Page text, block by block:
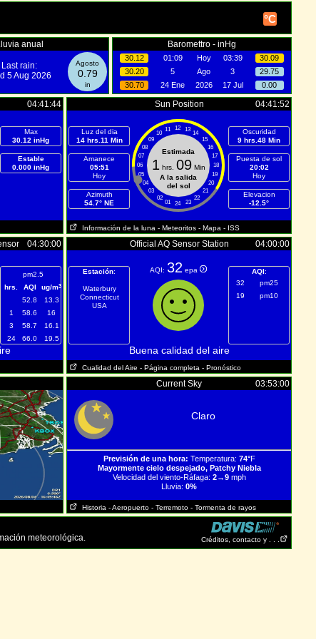
°C
anual
Agosto
0.79
in
Last rain:
5 Aug 2026
Baromettro - inHg
30.12 01:09 Hoy 03:39
30.09
30.20
5 Ago 3
29.75
30.70
24 Ene 2026 17 Jul 0.00
04:41:44
Max
30.12 inHg
Estable
0.000 inHg
Sun Position 04:41:52
Luz del dia
14 hrs.11 Min
Amanece
05:51
Hoy
Azimuth
54.7° NE
12
11 13
10
14
09
15
08
16
07
17
06
18
05
19
04
20
03
21
02
22
01 23
24
Estimada
1 hrs. 09Min
A la salida
del sol
Oscuridad
9 hrs.48 Min
Puesta de sol
20:02
Hoy
Elevacion
-12.5°
Información de la luna - Meteoritos - Mapa - ISS
04:30:00
pm2.5
hrs.
AQI ug/m3
52.8
13.3
1
58.6
16
3
58.7
16.1
24
66.0 19.5
Official AQ Sensor Station 04:00:00
Estación:
Waterbury
Connecticut
USA
AQI: 32 epa AQI:
32
pm25
19
pm10
Buena calidad del aire
Cualidad del Aire - Página completa - Pronóstico
Current Sky 03:53:00
Claro
Previsión de una hora: Temperatura: 74°F
Mayormente cielo despejado, Patchy Niebla
Velocidad del viento-Ráfaga: 2→9mph
Lluvia: 0%
Historia - Aeropuerto - Terremoto - Tormenta de rayos
meteorológica.
Créditos, contacto y . . .